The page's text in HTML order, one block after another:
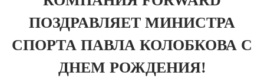
Иркутская область (2)
Кемеровская область (2)
ПОЗДРАВЛЯЕТ МИНИСТРА
СПОРТА ПАВЛА КОЛОБКОВА С
ДНЕМ РОЖДЕНИЯ!